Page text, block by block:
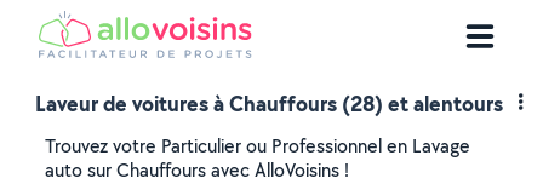
Laveur de voitures à Chauffours (28) et alentours
Trouvez votre Particulier ou Professionnel en Lavage
auto sur Chauffours avec AlloVoisins !